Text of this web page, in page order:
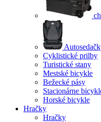
Cyklistické prilby
Turistické stany
Mestské bicykle
Bežecké pásy
Stacionárne
Horské bicykle
Hračky
Hračky